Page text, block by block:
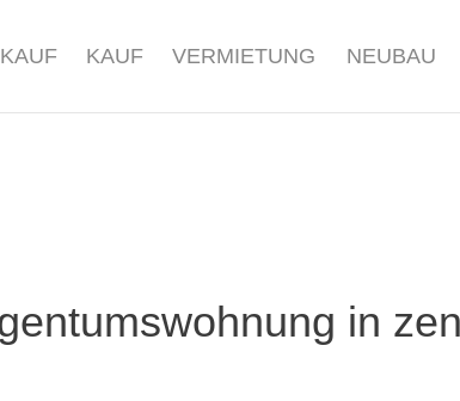
KAUF VERMIETUNG NEUBAU
in